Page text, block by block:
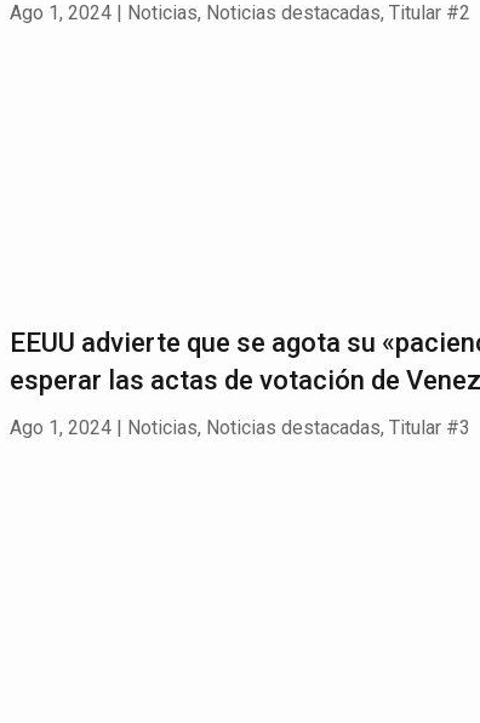
Ago 1, 2024| Noticias, Noticias destacadas, Titular #2
EEUU advierte que se agota su
esperar las actas de votación de
Ago 1, 2024| Noticias, Noticias destacadas, Titular #3